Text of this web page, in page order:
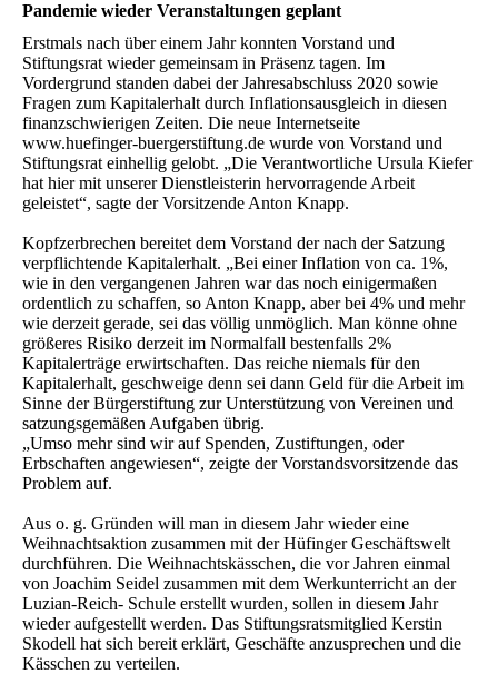
Pandemie wieder Veranstaltungen geplant
Erstmals nach über einem Jahr konnten Vorstand und
Stiftungsrat wieder gemeinsam in Präsenz tagen. Im
Vordergrund standen dabei der Jahresabschluss 2020 sowie
Fragen zum Kapitalerhalt durch Inflationsausgleich in diesen
finanzschwierigen Zeiten. Die neue Internetseite
www.huefinger-buergerstiftung.de wurde von Vorstand und
Stiftungsrat einhellig gelobt. „Die Verantwortliche Ursula Kiefer
hat hier mit unserer Dienstleisterin hervorragende Arbeit
geleistet“, sagte der Vorsitzende Anton Knapp.
Kopfzerbrechen bereitet dem Vorstand der nach der Satzung
verpflichtende Kapitalerhalt. „Bei einer Inflation von ca. 1%,
wie in den vergangenen Jahren war das noch einigermaßen
ordentlich zu schaffen, so Anton Knapp, aber bei 4% und mehr
wie derzeit gerade, sei das völlig unmöglich. Man könne ohne
größeres Risiko derzeit im Normalfall bestenfalls 2%
Kapitalerträge erwirtschaften. Das reiche niemals für den
Kapitalerhalt, geschweige denn sei dann Geld für die Arbeit im
Sinne der Bürgerstiftung zur Unterstützung von Vereinen und
satzungsgemäßen Aufgaben übrig.
„Umso mehr sind wir auf Spenden, Zustiftungen, oder
Erbschaften angewiesen“, zeigte der Vorstandsvorsitzende das
Problem auf.
Aus o. g. Gründen will man in diesem Jahr wieder eine
Weihnachtsaktion zusammen mit der Hüfinger Geschäftswelt
durchführen. Die Weihnachtskässchen, die vor Jahren einmal
von Joachim Seidel zusammen mit dem Werkunterricht an der
Luzian-Reich- Schule erstellt wurden, sollen in diesem Jahr
wieder aufgestellt werden. Das Stiftungsratsmitglied Kerstin
Skodell hat sich bereit erklärt, Geschäfte anzusprechen und die
Kässchen zu verteilen.